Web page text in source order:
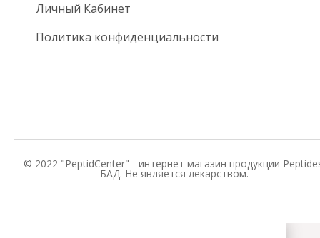
Личный Кабинет
Политика конфиденциальности
© 2022 "PeptidCenter" - интернет магазин продукции
БАД. Не является лекарством.